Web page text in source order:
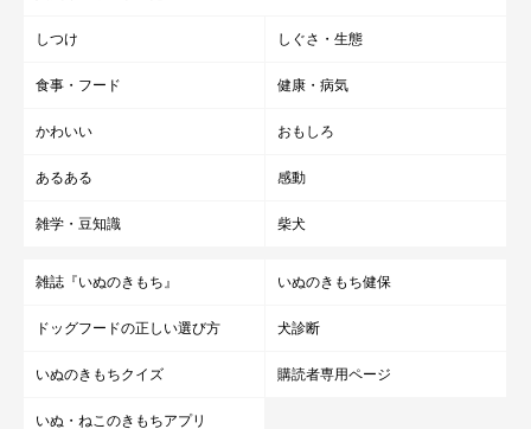
しつけ しぐさ・生態
食事・フード 健康・病気
かわいい おもしろ
あるある 感動
雑学・豆知識 柴犬
雑誌『いぬのきもち』 いぬのきもち健保
ドッグフードの正しい選び方 犬診断
いぬのきもちクイズ 購読者専用ページ
いぬ・ねこのきもちアプリ